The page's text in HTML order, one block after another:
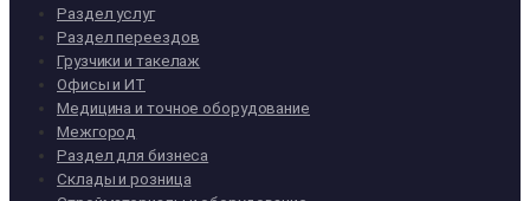
Раздел услуг
Раздел переездов
Грузчики и такелаж
Офисы и ИТ
Медицина и точное оборудование
Межгород
Раздел для бизнеса
Склады и розница